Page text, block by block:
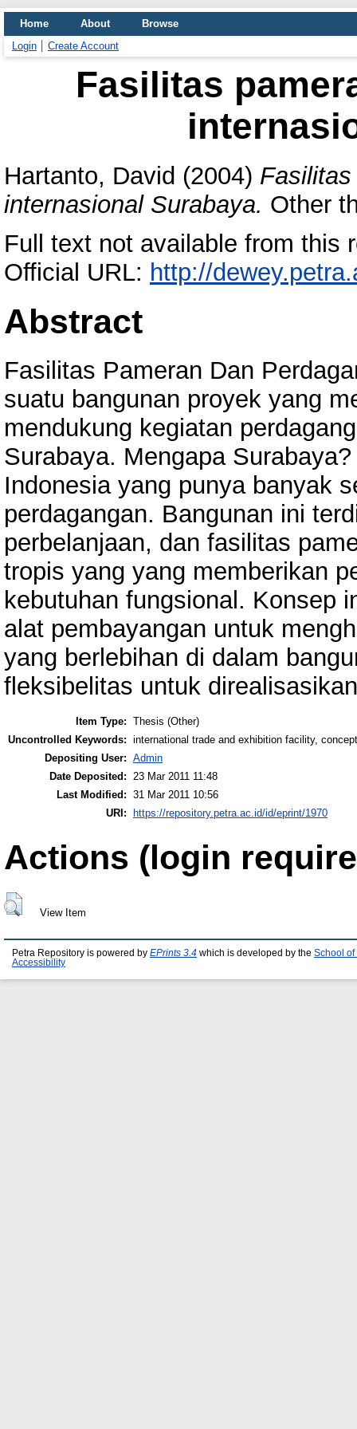
Home About
Browse
Login
Create Account
Fasilitas
Hartanto, David (2004)
internasional Surabaya. Other
Full text not available from this
Official URL: http://
Abstract
Fasilitas Pameran Dan
suatu bangunan proyek yang
mendukung kegiatan
Surabaya. Mengapa
Indonesia yang punya banyak
perdagangan. Bangunan ini
perbelanjaan, dan fasilitas
tropis yang yang memberikan
kebutuhan fungsional. Konsep
alat pembayangan untuk
yang berlebihan di dalam
fleksibelitas untuk
Item Type: Thesis (Other)
Uncontrolled Keywords: international trade and exhibition facility,
Depositing User: Admin
Date Deposited:
23 Mar 2011 11:48
Last Modified: 31 Mar 2011 10:56
URI: https://repository.petra.ac.id/id/eprint/1970
Actions (login
View Item
Petra Repository is powered by EPrints 3.4 which is developed by the School of
Accessibility